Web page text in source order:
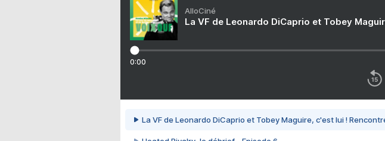
AlloCiné
La VF de Leonardo DiCaprio et Tobey
0:00
La VF de Leonardo DiCaprio et Tobey Maguire, c'est lui !